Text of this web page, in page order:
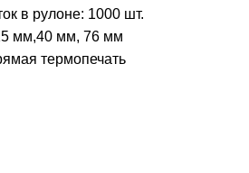
в рулоне: 1000 шт.
мм,40 мм, 76 мм
термопечать